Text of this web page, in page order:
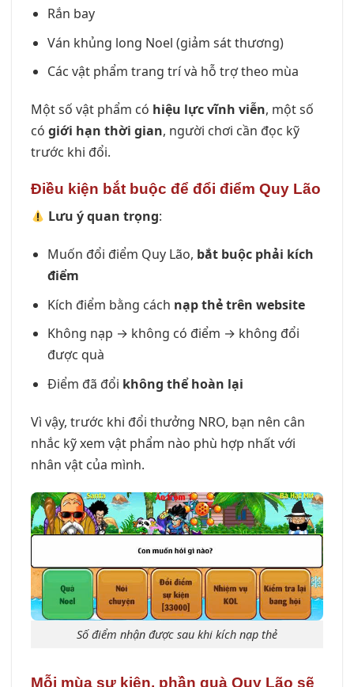
Rắn bay
Ván khủng long Noel (giảm sát thương)
Các vật phẩm trang trí và hỗ trợ theo mùa
Một số vật phẩm có hiệu lực vĩnh viễn, một số
có giới hạn thời gian, người chơi cần đọc kỹ
trước khi đổi.
Điều kiện bắt buộc để đổi điểm Quy Lão
Lưu ý quan trọng:
Muốn đổi điểm Quy Lão, bắt buộc phải kích
điểm
Kích điểm bằng cách nạp thẻ trên website
Không nạp → không có điểm → không đổi
được quà
Điểm đã đổi không thể hoàn lại
Vì vậy, trước khi đổi thưởng NRO, bạn nên cân
nhắc kỹ xem vật phẩm nào phù hợp nhất với
nhân vật của mình.
Số điểm nhận được sau khi kích nạp thẻ
Mỗi mùa sự kiện, phần quà Quy Lão sẽ